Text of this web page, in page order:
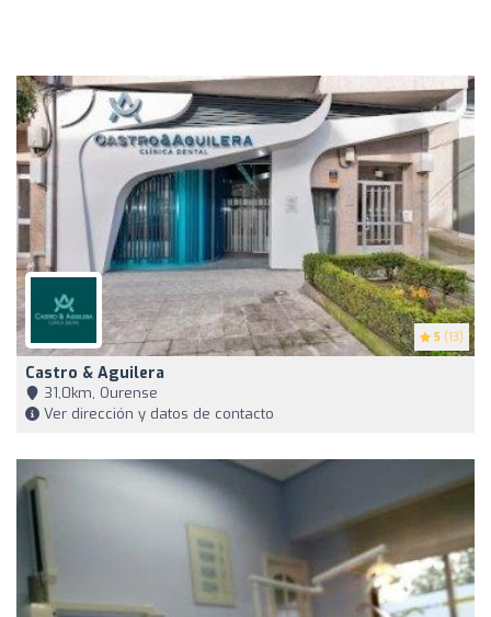
5 (13)
Castro & Aguilera
31,0km, Ourense
Ver dirección y datos de contacto